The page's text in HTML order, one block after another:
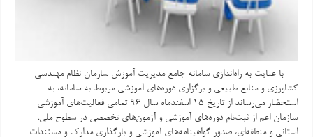
با عنایت به راه‌اندازی سامانه جامع مدیریت آموزش سازمان نظام مهندسی
کشاورزی و منابع طبیعی و برگزاری دوره‌های آموزشی مربوط به سامانه، به
استحضار می‌رساند از تاریخ ۱۵ اسفندماه سال ۹۶ تمامی فعالیت‌های آموزشی
سازمان اعم از ثبت‌نام دوره‌های آموزشی و آزمون‌های تخصصی در سطوح ملی،
استانی و منطقه‌ای، صدور گواهینامه‌های آموزشی و بارگذاری مدارک و مستندات